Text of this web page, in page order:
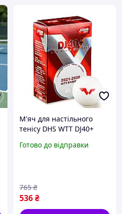
М'яч для настільного
тенісу DHS WTT DJ40+
Готово до відправки
536₴
765 ₴